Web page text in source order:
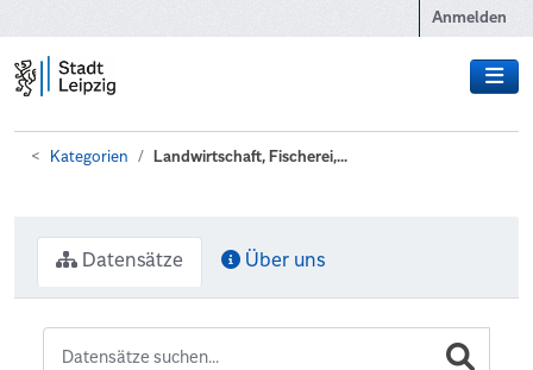
Anmelden
Kategorien Landwirtschaft, Fischerei,...
Datensätze Über uns